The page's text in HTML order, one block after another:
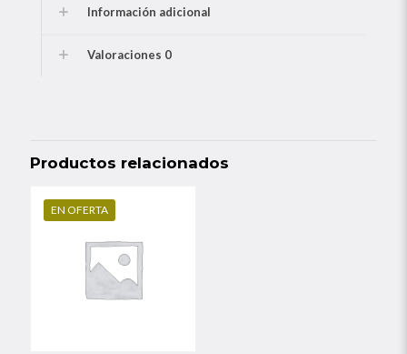
Información adicional
Valoraciones 0
Productos relacionados
EN OFERTA